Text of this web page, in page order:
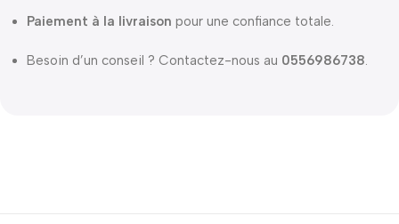
Paiement à la livraison pour une confiance totale.
Besoin d’un conseil ? Contactez-nous au 0556986738.